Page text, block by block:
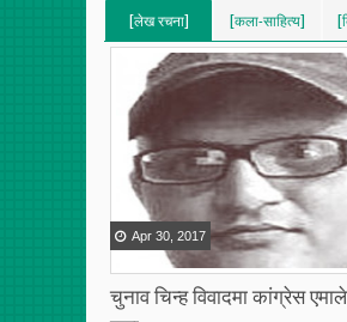
[लेख रचना]
[VERTICAL]
[RECENT][5]
[कला-साहित्य]
[VERTICAL]
चुनाव चिन्ह विवादमा कांग्रेस
Apr 30 2017